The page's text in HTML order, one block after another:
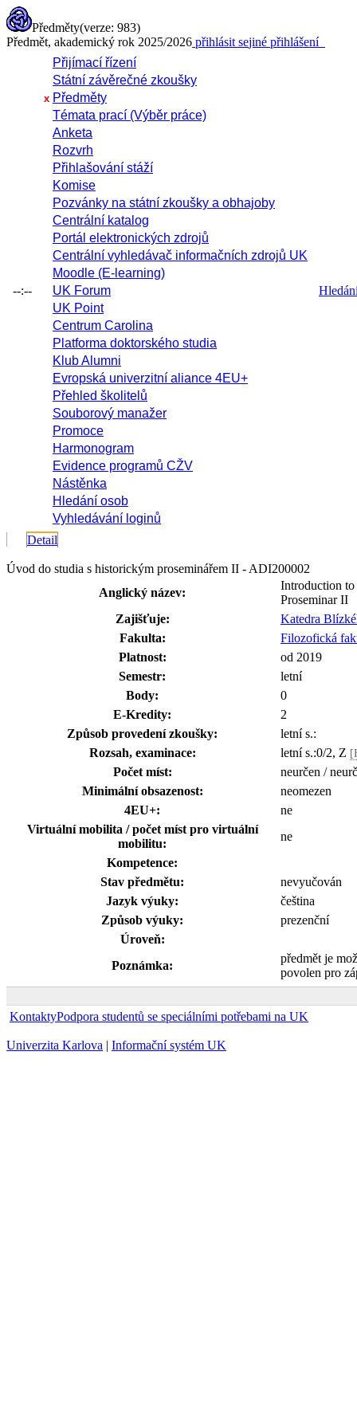
Předměty(verze: 983)
Předmět, akademický rok 2025/2026 přihlásit sejiné přihlášení
--:--
Přijímací řízení
Státní závěrečné zkoušky
x Předměty
Témata prací (Výběr práce)
Anketa
Rozvrh
Přihlašování stáží
Komise
Pozvánky na státní zkoušky a obhajoby
Centrální katalog
Portál elektronických zdrojů
Centrální vyhledávač informačních zdrojů UK
Moodle (E-learning)
UK Forum
UK Point
Centrum Carolina
Platforma doktorského studia
Klub Alumni
Evropská univerzitní aliance 4EU+
Přehled školitelů
Souborový manažer
Promoce
Harmonogram
Evidence programů CŽV
Nástěnka
Hledání osob
Vyhledávání loginů
Detail
Úvod do studia s historickým proseminářem II - ADI200002
Anglický název:
Introduction
Proseminar II
Zajišťuje:
Katedra
Fakulta:
Filozofická
Platnost:
od 2019
Semestr:
letní
Body:
0
E-Kredity:
2
Způsob provedení zkoušky:
letní s.:
Rozsah, examinace:
letní s.:0/2, Z
Počet míst:
neurčen /
Minimální obsazenost:
neomezen
4EU+:
ne
Virtuální mobilita / počet míst pro virtuální
mobilitu:
ne
Kompetence:
Stav předmětu:
nevyučován
Jazyk výuky:
čeština
Způsob výuky:
prezenční
Úroveň:
Poznámka:
předmět je
povolen pro
KontaktyPodpora studentů se speciálními potřebami na UK
Univerzita Karlova | Informační systém UK